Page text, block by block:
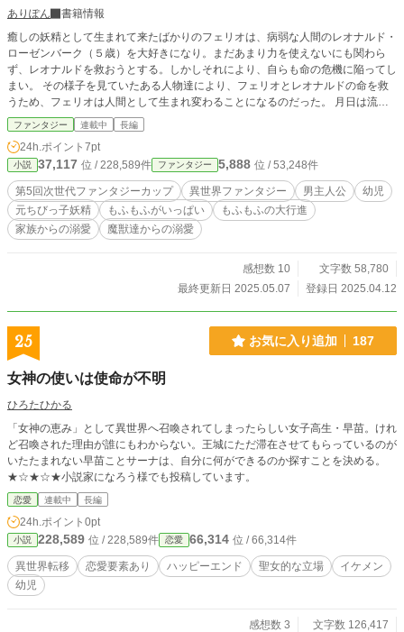
タジー（たぶん50章くらいになりそう）を、どうぞ末永くお楽しみください。
▶ 20260731：5-2までの全文を推敲
ありぽん
書籍情報
癒しの妖精として生まれて来たばかりのフェリオは、病弱な人間のレオナルド・
ローゼンバーク（５歳）を大好きになり。まだあまり力を使えないにも関わら
ず、レオナルドを救おうとする。しかしそれにより、自らも命の危機に陥ってし
まい。 その様子を見ていたある人物達により、フェリオとレオナルドの命を救
うため、フェリオは人間として生まれ変わることになるのだった。 月日は流
れ、生まれ変わってから３年。 フェリオはアレクシス・ローゼンバーグとし
て、優しくて強い父と母、兄のレオナルド、そしてたくさんの使用人とメイド達
に囲まれ。元気のすくすく育ち、毎日楽しい日々を過ごしていた。 実はローゼ
ンバーグ公爵家では代々、三歳の能力鑑定の儀の際に、必ずある特別な能力を授
かるのだが。アレクシスも無事にその力を授かり。家族は彼の未来に大きな期待
を寄せる事に。 しかし、事態は思わぬ方向へと動き出す。 「……これでは、ど
ちらが脅威だか分からないではないか」 思わず漏れた父の愚痴。 無事に力を授
かったことで、アレクシスの毎日はこれまで以上に、楽しいものへと変わってい
ファンタジー 連載中 長編
24h.ポイント 7pt
小説 37,117 位 / 228,589件 ファンタジー 5,888 位 / 53,248件
第5回次世代ファンタジーカップ 異世界ファンタジー 男主人公
幼児
元ちびっ子妖精
もふもふがいっぱい
もふもふの大行進
家族からの溺愛
魔獣達からの溺愛
感想数 10
文字数 58,780
最終更新日 2025.05.07
登録日 2025.04.12
25 お気に入り追加 187
女神の使いは使命が不明
ひろたひかる
「女神の恵み」として異世界へ召喚されてしまったらしい女子高生・早苗。けれ
ど召喚された理由が誰にもわからない。王城にただ滞在させてもらっているのが
いたたまれない早苗ことサーナは、自分に何ができるのか探すことを決める。
★☆★☆★小説家になろう様でも投稿しています。
恋愛 連載中 長編
24h.ポイント 0pt
小説 228,589 位 / 228,589件 恋愛 66,314 位 / 66,314件
異世界転移 恋愛要素あり ハッピーエンド 聖女的な立場
イケメン
幼児
感想数 3
文字数 126,417